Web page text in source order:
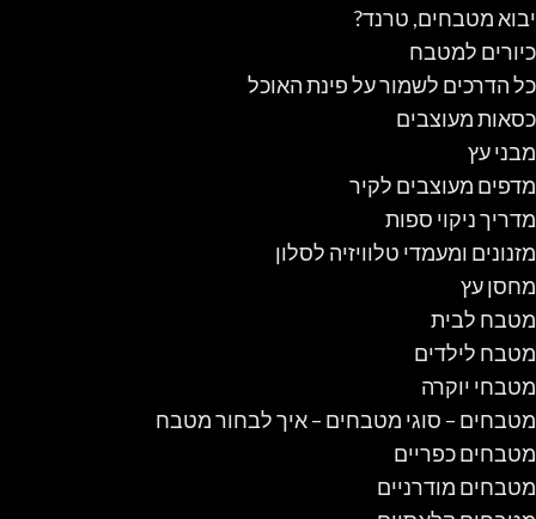
יבוא מטבחים, טרנד?
כיורים למטבח
כל הדרכים לשמור על פינת האוכל
כסאות מעוצבים
מבני עץ
מדפים מעוצבים לקיר
מדריך ניקוי ספות
מזנונים ומעמדי טלוויזיה לסלון
מחסן עץ
מטבח לבית
מטבח לילדים
מטבחי יוקרה
מטבחים – סוגי מטבחים – איך לבחור מטבח
מטבחים כפריים
מטבחים מודרניים